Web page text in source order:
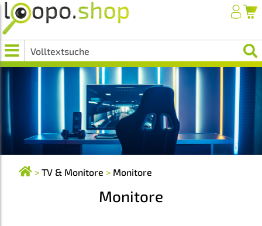
> TV & Monitore > Monitore
Monitore